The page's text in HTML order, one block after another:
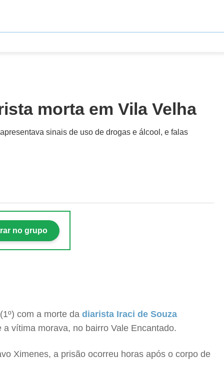
morta em Vila Velha
sinais de uso de drogas e álcool, e falas
no grupo
com a morte da diarista Iraci de Souza
vítima morava, no bairro Vale Encantado.
Ximenes, a prisão ocorreu horas após o corpo de